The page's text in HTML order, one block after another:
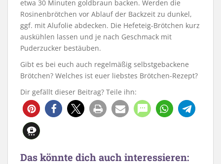
etwa 30 Minuten goldbraun backen. Werden die
Rosinenbrötchen vor Ablauf der Backzeit zu dunkel,
ggf. mit Alufolie abdecken. Die Hefeteig-Brötchen kurz
auskühlen lassen und je nach Geschmack mit
Puderzucker bestäuben.
Gibt es bei euch auch regelmäßig selbstgebackene
Brötchen? Welches ist euer liebstes Brötchen-Rezept?
Dir gefällt dieser Beitrag? Teile ihn:
965 3
Das könnte dich auch interessieren: